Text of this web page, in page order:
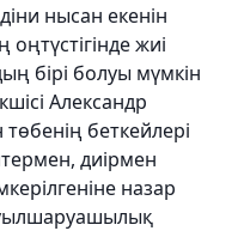
нысан екенін
жиі
бірі болуы мүмкін
Александр
беткейлері
диірмен
назар